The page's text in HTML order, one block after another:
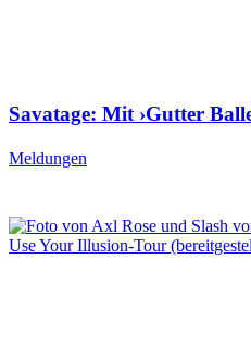
Savatage: Mit ›Gutter
Meldungen